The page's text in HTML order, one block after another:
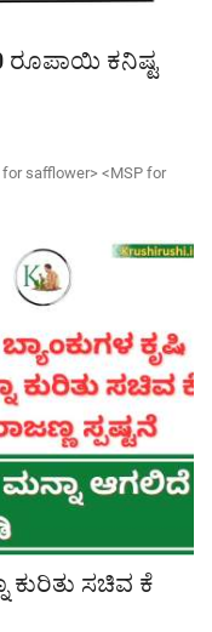
ರೂಪಾಯಿ ಕನಿಷ್ಟ
safflower> <MSP for
ಕುರಿತು ಸಚಿವ ಕೆ